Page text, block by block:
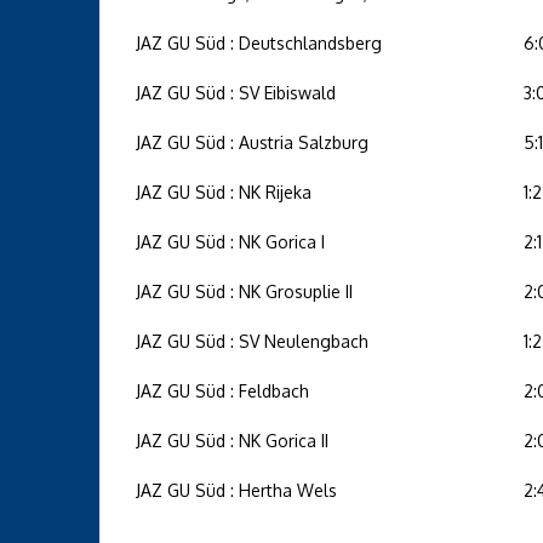
JAZ GU Süd : Deutschlandsberg
JAZ GU Süd : SV Eibiswald
JAZ GU Süd : Austria Salzburg 5:1
JAZ GU Süd : NK Rijeka 1:2
JAZ GU Süd : NK Gorica I 2:1
JAZ GU Süd : NK Grosuplie II
JAZ GU Süd : SV Neulengbach 1:2
JAZ GU Süd : Feldbach
JAZ GU Süd : NK Gorica II
JAZ GU Süd : Hertha Wels